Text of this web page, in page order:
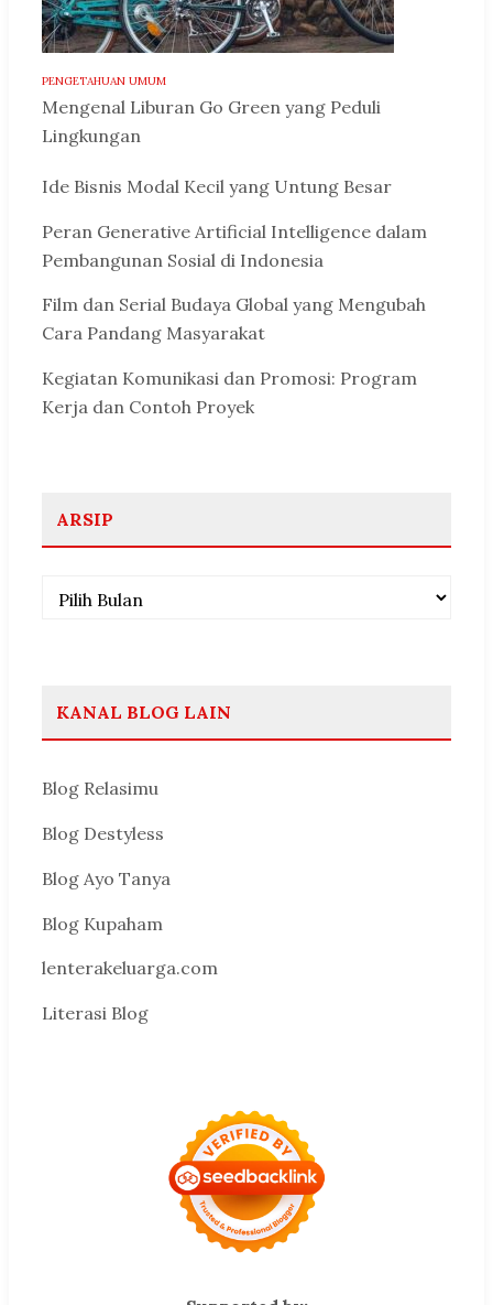
PENGETAHUAN UMUM
Mengenal Liburan Go Green yang Peduli
Lingkungan
Ide Bisnis Modal Kecil yang Untung Besar
Peran Generative Artificial Intelligence dalam
Pembangunan Sosial di Indonesia
Film dan Serial Budaya Global yang Mengubah
Cara Pandang Masyarakat
Kegiatan Komunikasi dan Promosi: Program
Kerja dan Contoh Proyek
ARSIP
Arsip
KANAL BLOG LAIN
Blog Relasimu
Blog Destyless
Blog Ayo Tanya
Blog Kupaham
lenterakeluarga.com
Literasi Blog